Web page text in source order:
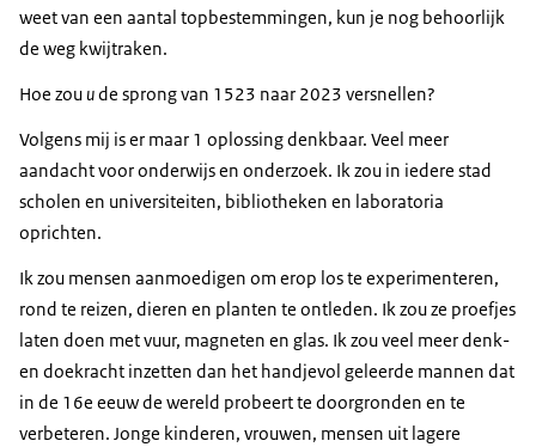
weet van een aantal topbestemmingen, kun je nog behoorlijk
de weg kwijtraken.
Hoe zou ude sprong van 1523 naar 2023 versnellen?
Volgens mij is er maar 1 oplossing denkbaar. Veel meer
aandacht voor onderwijs en onderzoek. Ik zou in iedere stad
scholen en universiteiten, bibliotheken en laboratoria
oprichten.
Ik zou mensen aanmoedigen om erop los te experimenteren,
rond te reizen, dieren en planten te ontleden. Ik zou ze proefjes
laten doen met vuur, magneten en glas. Ik zou veel meer denk-
en doekracht inzetten dan het handjevol geleerde mannen dat
in de 16e eeuw de wereld probeert te doorgronden en te
verbeteren. Jonge kinderen, vrouwen, mensen uit lagere